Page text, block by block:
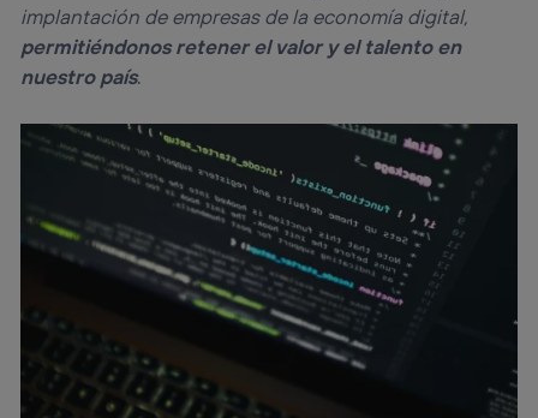
implantación de empresas de la economía digital,
permitiéndonos retener el valor y el talento en
nuestro país.